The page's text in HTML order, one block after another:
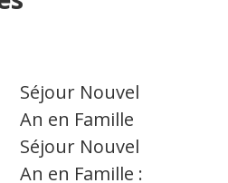
Séjour Nouvel
An en Famille
Séjour Nouvel
An en Famille :